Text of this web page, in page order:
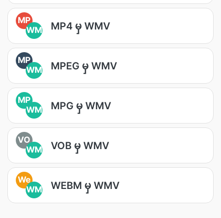
MP
WM
MP4 မှ WMV
MP
WM
MPEG မှ WMV
MP
WM
MPG မှ WMV
VO
WM
VOB မှ WMV
We
WM
WEBM မှ WMV